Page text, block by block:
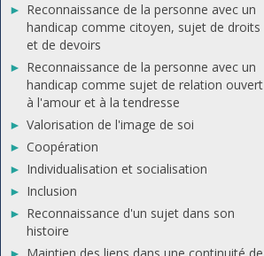
Reconnaissance de la personne avec un
handicap comme citoyen, sujet de droits
et de devoirs
Reconnaissance de la personne avec un
handicap comme sujet de relation ouvert
à l'amour et à la tendresse
Valorisation de l'image de soi
Coopération
Individualisation et socialisation
Inclusion
Reconnaissance d'un sujet dans son
histoire